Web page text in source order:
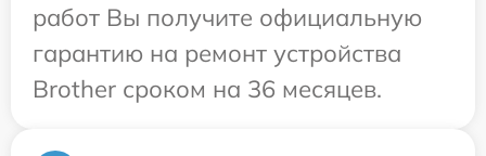
работ Вы получите официальную
гарантию на ремонт устройства
Brother сроком на 36 месяцев.